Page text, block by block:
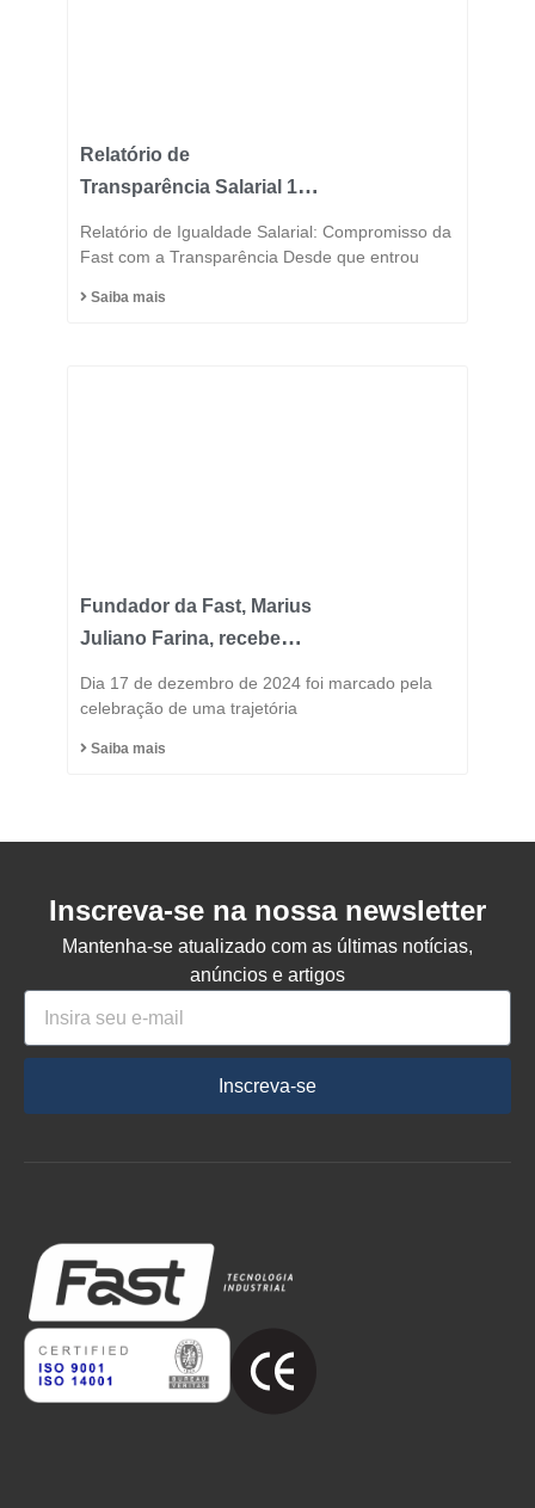
Relatório de
Transparência Salarial 1º
Relatório de Igualdade Salarial: Compromisso da
Fast com a Transparência Desde que entrou
Saiba mais
Fundador da Fast, Marius
Juliano Farina, recebe
Honorário do Município
Dia 17 de dezembro de 2024 foi marcado pela
celebração de uma trajetória
Saiba mais
Inscreva-se na nossa newsletter
Mantenha-se atualizado com as últimas notícias,
anúncios e artigos
Inscreva-se